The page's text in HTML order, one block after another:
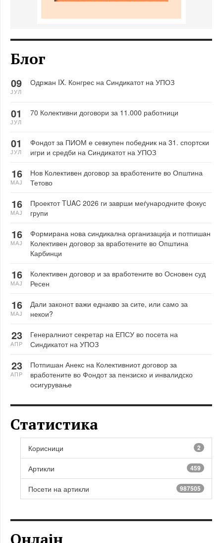
Блог
Одржан IX. Конгрес на Синдикатот на УПОЗ
09
ЈУЛ
70 Колективни договори за 11.000 работници
01
ЈУЛ
Фондот за ПИОМ е севкупен победник на 31. спортски
игри и средби на Синдикатот на УПОЗ
01
ЈУЛ
Нов Колективен договор за вработените во Општина
Тетово
16
МАЈ
Проектот TUAC 2026 ги заврши меѓународните фокус
групи
16
МАЈ
Формирана нова синдикална организација и потпишан
Колективен договор за вработените во Општина
Карбинци
16
МАЈ
Колективен договор и за вработените во Основен суд
Ресен
16
МАЈ
Дали законот важи еднакво за сите, или само за
некои?
16
МАЈ
Генералниот секретар на ЕПСУ во посета на
Синдикатот на УПОЗ
23
АПР
Потпишан Анекс на Колективниот договор за
вработените во Фондот за пензиско и инвалидско
осигурување
23
АПР
Статистика
Корисници 2
Артикли 459
Посети на артикли 987505
Онлајн